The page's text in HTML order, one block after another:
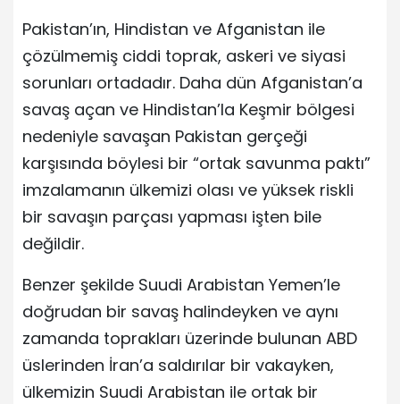
Pakistan’ın, Hindistan ve Afganistan ile
çözülmemiş ciddi toprak, askeri ve siyasi
sorunları ortadadır. Daha dün Afganistan’a
savaş açan ve Hindistan’la Keşmir bölgesi
nedeniyle savaşan Pakistan gerçeği
karşısında böylesi bir “ortak savunma paktı”
imzalamanın ülkemizi olası ve yüksek riskli
bir savaşın parçası yapması işten bile
değildir.
Benzer şekilde Suudi Arabistan Yemen’le
doğrudan bir savaş halindeyken ve aynı
zamanda toprakları üzerinde bulunan ABD
üslerinden İran’a saldırılar bir vakayken,
ülkemizin Suudi Arabistan ile ortak bir